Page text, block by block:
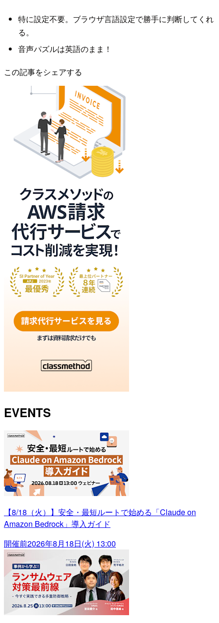
特に設定不要。ブラウザ言語設定で勝手に判断してくれ
る。
音声パズルは英語のまま！
この記事をシェアする
EVENTS
【8/18（火）】安全・最短ルートで始める「Claude on
Amazon Bedrock」導入ガイド
開催前2026年8月18日(火) 13:00